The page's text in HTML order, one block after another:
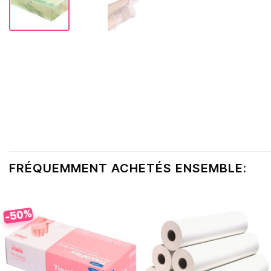
FRÉQUEMMENT ACHETÉS ENSEMBLE:
-50%